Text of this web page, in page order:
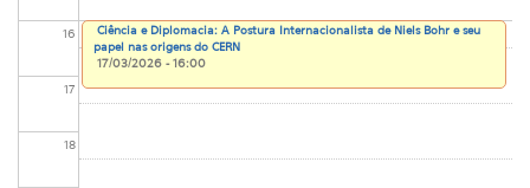
16
17
18
Ciência e Diplomacia: A Postura Internacionalista de Niels Bohr e seu
papel nas origens do CERN
17/03/2026 - 16:00